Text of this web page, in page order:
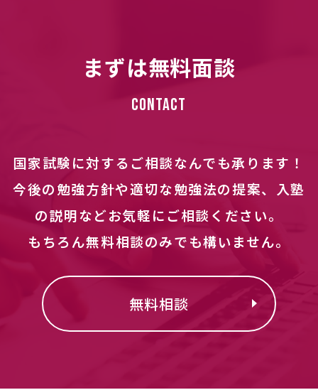
まずは無料面談
Contact
国家試験に対するご相談なんでも承ります！
今後の勉強方針や適切な勉強法の提案、入塾
の説明などお気軽にご相談ください。
もちろん無料相談のみでも構いません。
無料相談